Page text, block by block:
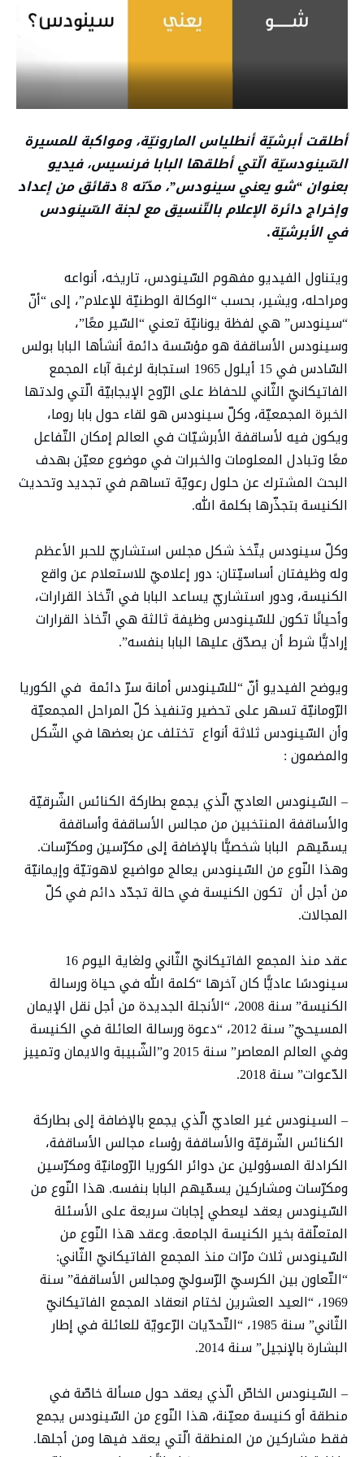
أطلقت أبرشيّة أنطلياس المارونيّة، ومواكبة للمسيرة
السّينودسيّة الّتي أطلقها البابا فرنسيس، فيديو
بعنوان “شو يعني سينودس”، مدّته 8 دقائق من إعداد
وإخراج دائرة الإعلام بالتّنسيق مع لجنة السّينودس
في الأبرشيّة.
ويتناول الفيديو مفهوم السّينودس، تاريخه، أنواعه
ومراحله، ويشير، بحسب “الوكالة الوطنيّة للإعلام”، إلى “أنّ
“سينودس” هي لفظة يونانيّة تعني “السّير معًا”،
وسينودس الأساقفة هو مؤسّسة دائمة أنشأها البابا بولس
السّادس في 15 أيلول 1965 استجابة لرغبة آباء المجمع
الفاتيكانيّ الثّاني للحفاظ على الرّوح الإيجابيّة الّتي ولدتها
الخبرة المجمعيّة، وكلّ سينودس هو لقاء حول بابا روما،
ويكون فيه لأساقفة الأبرشيّات في العالم إمكان التّفاعل
معًا وتبادل المعلومات والخبرات في موضوع معيّن بهدف
البحث المشترك عن حلول رعويّة تساهم في تجديد وتحديث
الكنيسة بتجذّرها بكلمة الله.
وكلّ سينودس يتّخذ شكل مجلس استشاريّ للحبر الأعظم
وله وظيفتان أساسيّتان: دور إعلاميّ للاستعلام عن واقع
الكنيسة، ودور استشاريّ يساعد البابا في اتّخاذ القرارات،
وأحيانًا تكون للسّينودس وظيفة ثالثة هي اتّخاذ القرارات
إراديًّا شرط أن يصدّق عليها البابا بنفسه”.
ويوضح الفيديو أنّ “للسّينودس أمانة سرّ دائمة في الكوريا
الرّومانيّة تسهر على تحضير وتنفيذ كلّ المراحل المجمعيّة
وأن السّينودس ثلاثة أنواع تختلف عن بعضها في الشّكل
والمضمون :
– السّينودس العاديّ الّذي يجمع بطاركة الكنائس الشّرقيّة
والأساقفة المنتخبين من مجالس الأساقفة وأساقفة
يسمّيهم البابا شخصيًّا بالإضافة إلى مكرّسين ومكرّسات.
وهذا النّوع من السّينودس يعالج مواضيع لاهوتيّة وإيمانيّة
من أجل أن تكون الكنيسة في حالة تجدّد دائم في كلّ
المجالات.
عقد منذ المجمع الفاتيكانيّ الثّاني ولغاية اليوم 16
سينودسًا عاديًّا كان آخرها “كلمة الله في حياة ورسالة
الكنيسة” سنة 2008، “الأنجلة الجديدة من أجل نقل الإيمان
المسيحيّ” سنة 2012، “دعوة ورسالة العائلة في الكنيسة
وفي العالم المعاصر” سنة 2015 و”الشّبيبة والايمان وتمييز
الدّعوات” سنة 2018.
– السينودس غير العاديّ الّذي يجمع بالإضافة إلى بطاركة
الكنائس الشّرقيّة والأساقفة رؤساء مجالس الأساقفة،
الكرادلة المسؤولين عن دوائر الكوريا الرّومانيّة ومكرّسين
ومكرّسات ومشاركين يسمّيهم البابا بنفسه. هذا النّوع من
السّينودس يعقد ليعطي إجابات سريعة على الأسئلة
المتعلّقة بخير الكنيسة الجامعة. وعقد هذا النّوع من
السّينودس ثلاث مرّات منذ المجمع الفاتيكانيّ الثّاني:
“التّعاون بين الكرسيّ الرّسوليّ ومجالس الأساقفة” سنة
1969، “العيد العشرين لختام انعقاد المجمع الفاتيكانيّ
الثّاني” سنة 1985، “التّحدّيات الرّعويّة للعائلة في إطار
البشارة بالإنجيل” سنة 2014.
– السّينودس الخاصّ الّذي يعقد حول مسألة خاصّة في
منطقة أو كنيسة معيّنة، هذا النّوع من السّينودس يجمع
فقط مشاركين من المنطقة الّتي يعقد فيها ومن أجلها.